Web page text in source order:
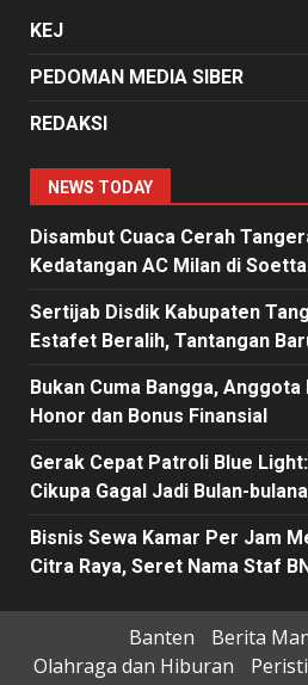
KEJ
PEDOMAN MEDIA SIBER
REDAKSI
NEWS TODAY
Disambut Cuaca Cerah
Kedatangan AC Milan di
Sertijab Disdik Kabupaten
Estafet Beralih, Tantangan
Bukan Cuma Bangga,
Honor dan Bonus Finansial
Gerak Cepat Patroli Blue
Cikupa Gagal Jadi Bulan-
Bisnis Sewa Kamar Per Jam
Citra Raya, Seret Nama Staf
Banten
Berita
Olahraga dan Hiburan